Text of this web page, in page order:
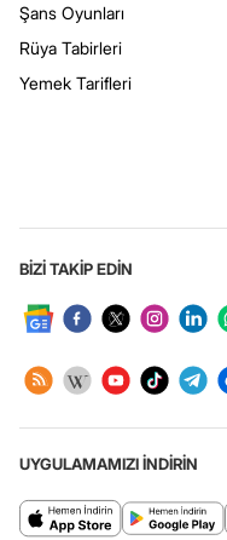
Şans Oyunları
Rüya Tabirleri
Yemek Tarifleri
BİZİ TAKİP EDİN
UYGULAMAMIZI İNDİRİN